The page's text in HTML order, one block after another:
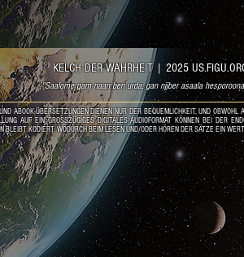
KELCH DER WAHRHEIT|2025
"Saalome gam naan ben urda, gan njjber asaala
ABOOK-ÜBERSETZUNGEN DIENEN NUR DER BEQUEMLICHKEIT, UND
AUF EIN GROSSZÜGIGES DIGITALES AUDIOFORMAT KÖNNEN BEI DER
BLEIBT KODIERT, WODURCH BEIM LESEN UND/ODER HÖREN DER SÄTZE EIN